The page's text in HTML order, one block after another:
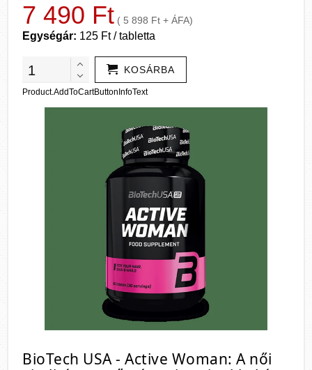
7 490 Ft ( 5 898 Ft + ÁFA)
Egységár: 125 Ft / tabletta
KOSÁRBA
Product.AddToCartButtonInfoText
BioTech USA - Active Woman: A női